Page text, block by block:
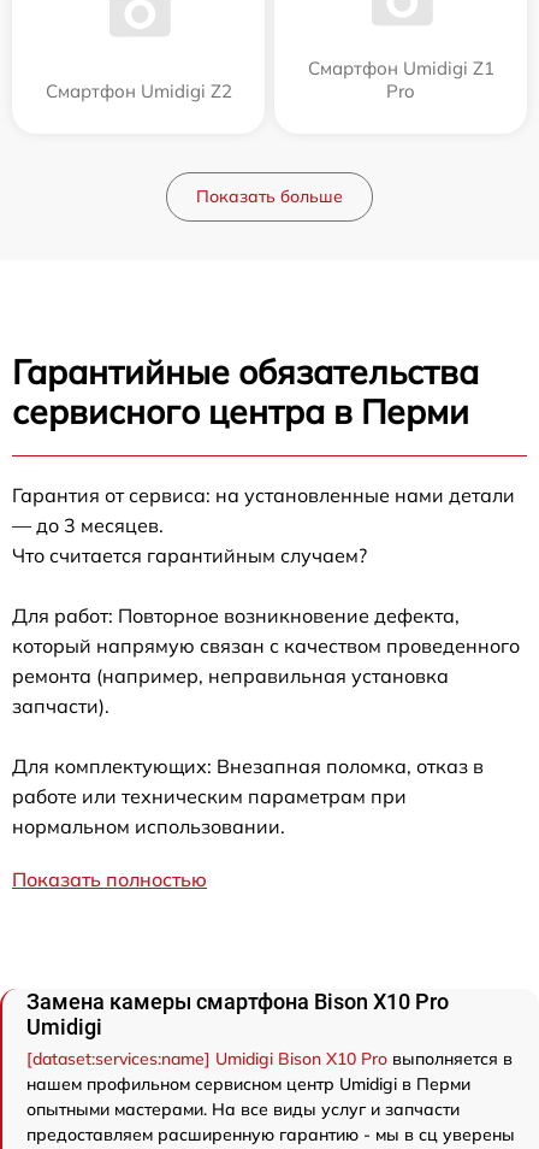
Смартфон Umidigi Z2
Смартфон Umidigi Z1
Pro
Показать больше
Гарантийные обязательства
сервисного центра в Перми
Гарантия от сервиса: на установленные нами детали
— до 3 месяцев.
Что считается гарантийным случаем?
Для работ: Повторное возникновение дефекта,
который напрямую связан с качеством проведенного
ремонта (например, неправильная установка
запчасти).
Для комплектующих: Внезапная поломка, отказ в
работе или техническим параметрам при
нормальном использовании.
Показать полностью
Замена камеры смартфона Bison X10 Pro
Umidigi
[dataset:services:name] Umidigi Bison X10 Pro выполняется в
нашем профильном сервисном центр Umidigi в Перми
опытными мастерами. На все виды услуг и запчасти
предоставляем расширенную гарантию - мы в сц уверены